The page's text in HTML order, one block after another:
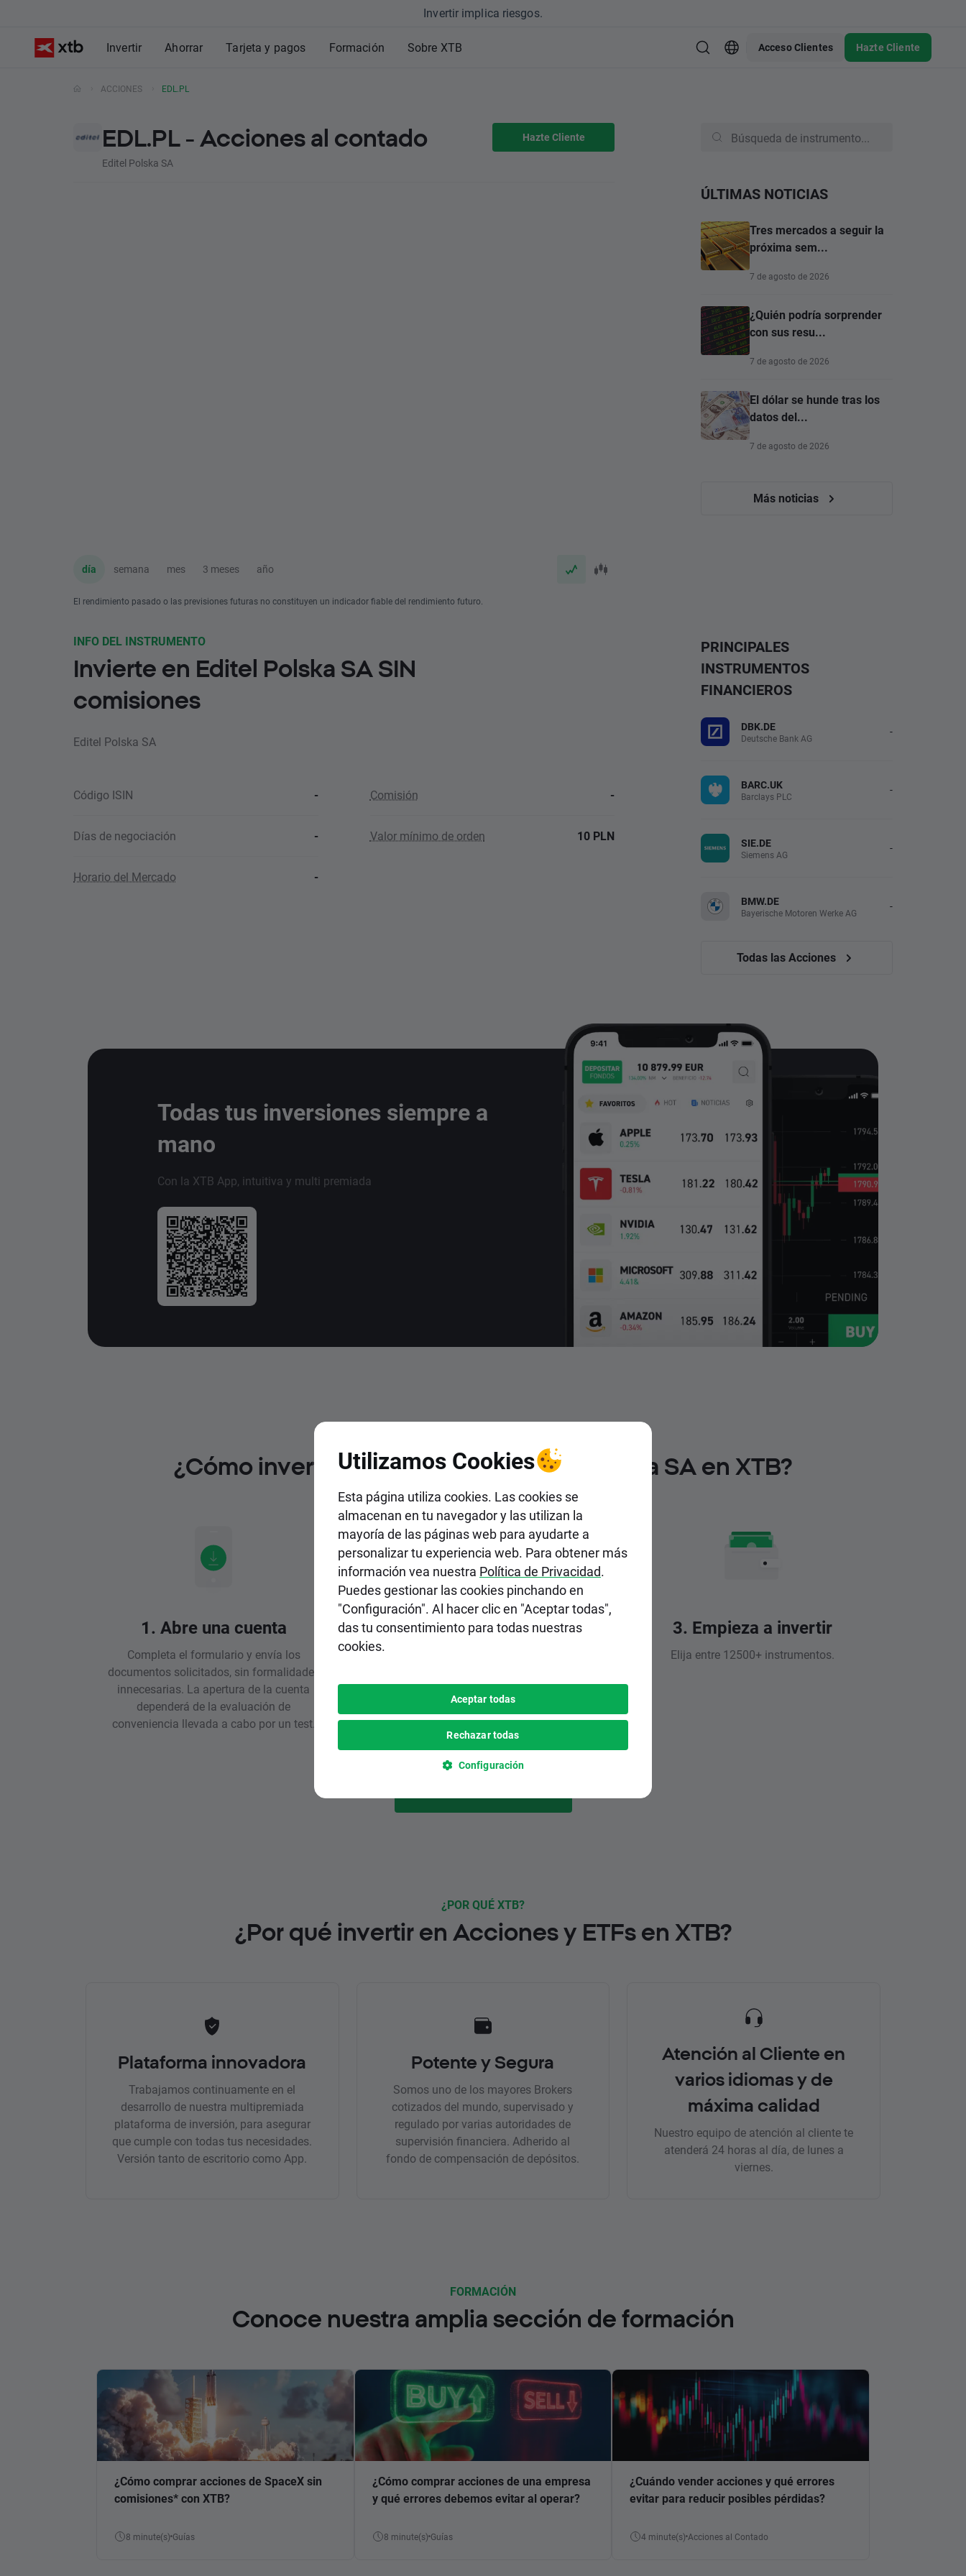
Invertir implica riesgos.
Invertir Ahorrar Tarjeta y pagos Formación Sobre XTB Acceso Clientes Hazte Cliente
ACCIONES EDL.PL
EDL.PL - Acciones al contado
Editel Polska SA
Hazte Cliente
día semana mes 3 meses año
El rendimiento pasado o las previsiones futuras no constituyen un indicador fiable del rendimiento futuro.
ÚLTIMAS NOTICIAS
Tres mercados a seguir la
próxima sem...
7 de agosto de 2026
¿Quién podría sorprender
con sus resu...
7 de agosto de 2026
El dólar se hunde tras los
datos del...
7 de agosto de 2026
Más noticias
INFO DEL INSTRUMENTO
Invierte en Editel Polska SA SIN
comisiones
Editel Polska SA
Código ISIN - Comisión -
Días de negociación - Valor mínimo de orden 10 PLN
Horario del Mercado -
PRINCIPALES
INSTRUMENTOS
FINANCIEROS
DBK.DE
Deutsche Bank AG -
BARC.UK
Barclays PLC -
SIE.DE
Siemens AG -
BMW.DE
Bayerische Motoren Werke AG -
Todas las Acciones
Todas tus inversiones siempre a
mano
Con la XTB App, intuitiva y multi premiada
¿Cómo invertir en Acciones de Editel Polska SA en XTB?
1. Abre una cuenta
Completa el formulario y envía los
documentos solicitados, sin formalidades
innecesarias. La apertura de la cuenta
dependerá de la evaluación de
conveniencia llevada a cabo por un test.
2. Realiza un depósito
inlcuyendo pagos instantáneos y
gratuitos.
3. Empieza a invertir
Elija entre 12500+ instrumentos.
¿POR QUÉ XTB?
¿Por qué invertir en Acciones y ETFs en XTB?
Plataforma innovadora
Trabajamos continuamente en el
desarrollo de nuestra multipremiada
plataforma de inversión, para asegurar
que cumple con todas tus necesidades.
Versión tanto de escritorio como App.
Potente y Segura
Somos uno de los mayores Brokers
cotizados del mundo, supervisado y
regulado por varias autoridades de
supervisión financiera. Adherido al
fondo de compensación de depósitos.
Atención al Cliente en
varios idiomas y de
máxima calidad
Nuestro equipo de atención al cliente te
atenderá 24 horas al día, de lunes a
viernes.
FORMACIÓN
Conoce nuestra amplia sección de formación
¿Cómo comprar acciones de SpaceX sin
comisiones* con XTB?
8 minute(s) Guías
¿Cómo comprar acciones de una empresa
y qué errores debemos evitar al operar?
8 minute(s) Guías
¿Cuándo vender acciones y qué errores
evitar para reducir posibles pérdidas?
4 minute(s) Acciones al Contado
Utilizamos Cookies
Esta página utiliza cookies. Las cookies se
almacenan en tu navegador y las utilizan la
mayoría de las páginas web para ayudarte a
personalizar tu experiencia web. Para obtener más
información vea nuestra Política de Privacidad.
Puedes gestionar las cookies pinchando en
"Configuración". Al hacer clic en "Aceptar todas",
das tu consentimiento para todas nuestras
cookies.
Aceptar todas
Rechazar todas
Configuración